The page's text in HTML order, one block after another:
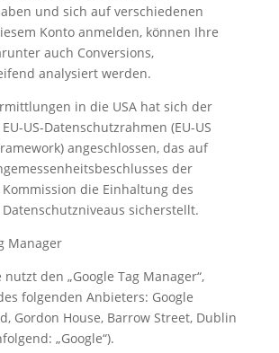
und sich auf verschiedenen
Konto anmelden, können Ihre
auch Conversions,
analysiert werden.
in die USA hat sich der
US-Datenschutzrahmen (EU-US
angeschlossen, das auf
der
die Einhaltung des
sicherstellt.
Manager
nutzt den „Google Tag Manager“,
folgenden Anbieters: Google
Gordon House, Barrow Street, Dublin
„Google“).